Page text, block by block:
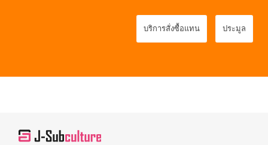
บริการสั่งซื้อแทน ประมูล